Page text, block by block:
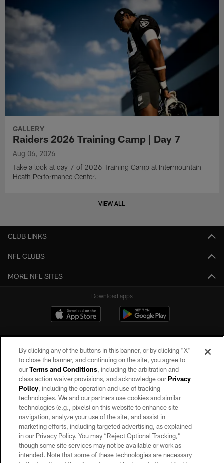
GALLERY
Raiders 2026 Training Camp | Day 7
Aug 06, 2026
Take a look at day 7 of 2026 Training Camp at Intermountain
Heath Performance Center.
VIEW ALL
CLUB LINKS
NFL CLUBS
MORE NFL SITES
Download apps
©2026 by the Las Vegas Raiders. All rights reserved. No portion of this site
may be reproduced without the express written permission of the Las Vegas
Raiders.
PRIVACY POLICY
TERMS OF SERVICE
ACCESSIBILITY
By clicking any of the buttons in this banner, or by clicking "X"
to close the banner, and continuing on the site, you agree to
ourTerms and Conditions, including the arbitration and
class action waiver provisions, and acknowledge ourPrivacy
Policy, including the operation and use of tracking
technologies. We and our partners use cookies and similar
technologies (e.g., pixels) on this website to enhance site
navigation, analyze your use of the site, and assist in
marketing efforts, including targeted advertising, as explained
in our Privacy Policy. You may “Reject Optional Tracking,”
though some site services may not be available or work as
intended. Note that some of these technologies are necessary